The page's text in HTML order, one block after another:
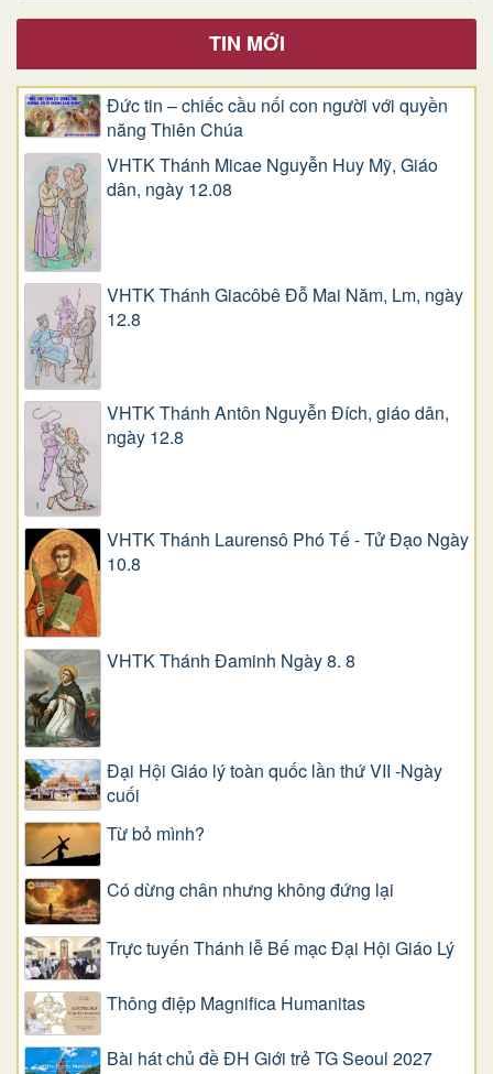
TIN MỚI
Đức tin – chiếc cầu nối con người với quyền
năng Thiên Chúa
VHTK Thánh Micae Nguyễn Huy Mỹ, Giáo
dân, ngày 12.08
VHTK Thánh Giacôbê Ðỗ Mai Năm, Lm, ngày
12.8
VHTK Thánh Antôn Nguyễn Ðích, giáo dân,
ngày 12.8
VHTK Thánh Laurensô Phó Tế - Tử Đạo Ngày
10.8
VHTK Thánh Đaminh Ngày 8. 8
Đại Hội Giáo lý toàn quốc lần thứ VII -Ngày
cuối
Từ bỏ mình?
Có dừng chân nhưng không đứng lại
Trực tuyến Thánh lễ Bế mạc Đại Hội Giáo Lý
Thông điệp Magnifica Humanitas
Bài hát chủ đề ĐH Giới trẻ TG Seoul 2027